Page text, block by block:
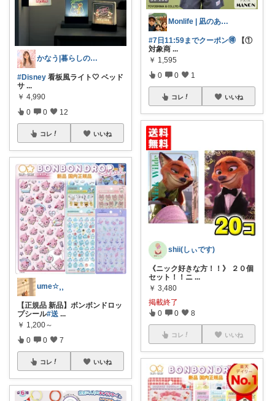
かなう|暮らしの記録🌱
#Disney 看板風ライト🤍 ベッド
サ ...
￥ 4,990
0 0 12
コレ いいね
ume☆⸒⸒
【正規品 新品】ボンボンドロッ
プシール#送 ...
￥ 1,200～
0 0 7
コレ いいね
Monlife | 凪のある暮らし
#7日11:59までクーポン🉐 【①
対象商 ...
￥ 1,595
0 0 1
コレ いいね
shii(しぃです)
《ニック好きな方！！》 ２０個
セット！！ニ ...
￥ 3,480
掲載終了
0 0 8
コレ いいね